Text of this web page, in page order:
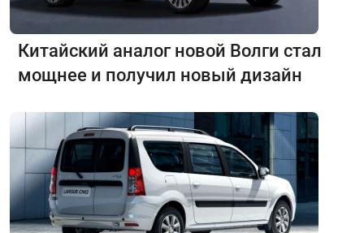
Китайский аналог новой Волги стал
мощнее и получил новый дизайн